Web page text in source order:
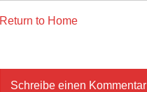
Return to Home
Schreibe einen Kommentar